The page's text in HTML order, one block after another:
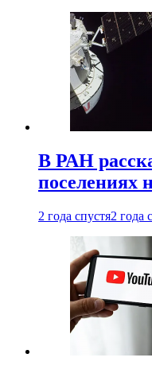
В РАН
поселениях
2 года спустя2 года